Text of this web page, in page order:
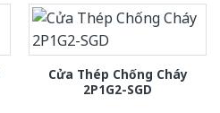
Cửa Thép Chống Cháy
2P1G2-SGD